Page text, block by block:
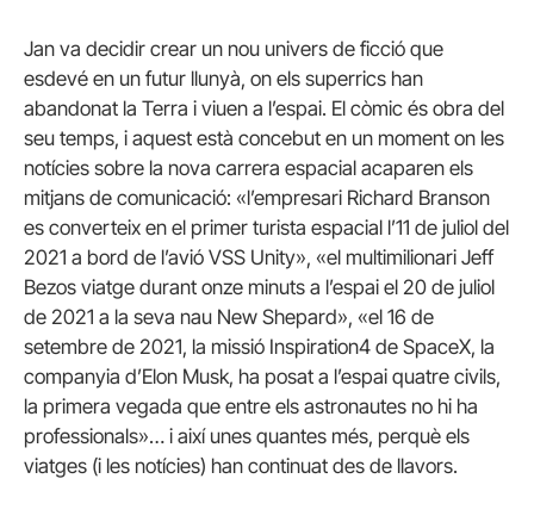
Jan va decidir crear un nou univers de ficció que
esdevé en un futur llunyà, on els superrics han
abandonat la Terra i viuen a l’espai. El còmic és obra del
seu temps, i aquest està concebut en un moment on les
notícies sobre la nova carrera espacial acaparen els
mitjans de comunicació: «l’empresari Richard Branson
es converteix en el primer turista espacial l’11 de juliol del
2021 a bord de l’avió VSS Unity», «el multimilionari Jeff
Bezos viatge durant onze minuts a l’espai el 20 de juliol
de 2021 a la seva nau New Shepard», «el 16 de
setembre de 2021, la missió Inspiration4 de SpaceX, la
companyia d’Elon Musk, ha posat a l’espai quatre civils,
la primera vegada que entre els astronautes no hi ha
professionals»… i així unes quantes més, perquè els
viatges (i les notícies) han continuat des de llavors.